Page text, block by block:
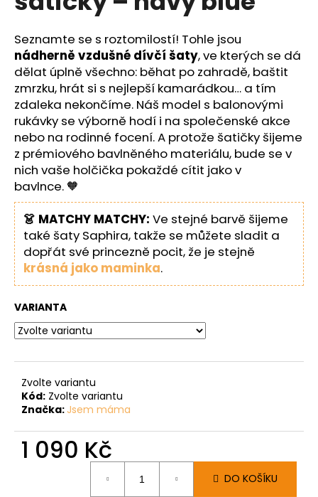
z
hvězdiček.
Seznamte se s roztomilostí! Tohle jsou
nádherně vzdušné dívčí šaty, ve kterých se dá
dělat úplně všechno: běhat po zahradě, baštit
zmrzku, hrát si s nejlepší kamarádkou… a tím
zdaleka nekončíme. Náš model s balonovými
rukávky se výborně hodí i na společenské akce
nebo na rodinné focení. A protože šatičky šijeme
z prémiového bavlněného materiálu, bude se v
nich vaše holčička pokaždé cítit jako v
bavlnce. 🧡
👗 MATCHY MATCHY: Ve stejné barvě šijeme
také šaty Saphira, takže se můžete sladit a
dopřát své princezně pocit, že je stejně
krásná jako maminka.
VARIANTA
Zvolte variantu
Kód: Zvolte variantu
Značka: Jsem máma
1 090 Kč
DO KOŠÍKU
j
e
m
e